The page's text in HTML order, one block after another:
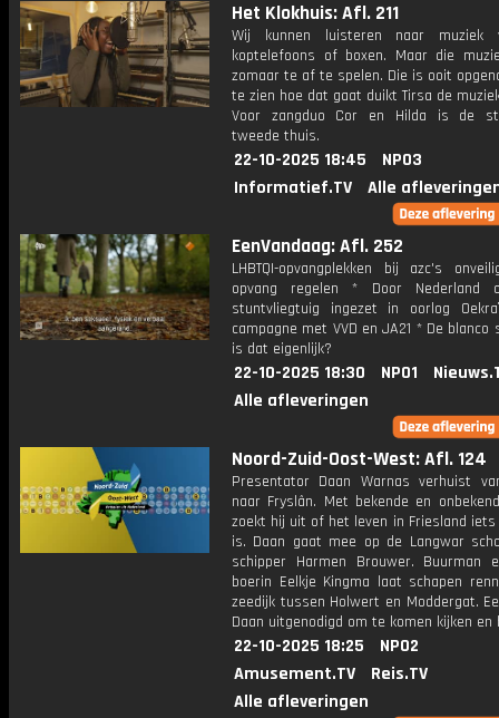
Het Klokhuis: Afl. 211
Wij kunnen luisteren naar muziek
koptelefoons of boxen. Maar die
zomaar te af te spelen. Die is ooit
te zien hoe dat gaat duikt Tirsa de
Voor zangduo Cor en Hilda is de
tweede thuis.
22-10-2025 18:45
NPO3
Informatief.TV
Alle
EenVandaag: Afl. 252
LHBTQI-opvangplekken bij azc's
opvang regelen * Door Nederland
stuntvliegtuig ingezet in oorlog
campagne met VVD en JA21 * De
is dat eigenlijk?
22-10-2025 18:30 NPO1
Alle afleveringen
Noord-Zuid-Oost-West: Afl. 124
Presentator Daan Warnas verhuist
naar Fryslân. Met bekende en
zoekt hij uit of het leven in Friesland iets
is. Daan gaat mee op de Langwar
schipper Harmen Brouwer. Buurman
boerin Eelkje Kingma laat schapen
zeedijk tussen Holwert en Moddergat.
Daan uitgenodigd om te komen kijken en
22-10-2025 18:25
NPO2
Amusement.TV
Reis.TV
Alle afleveringen